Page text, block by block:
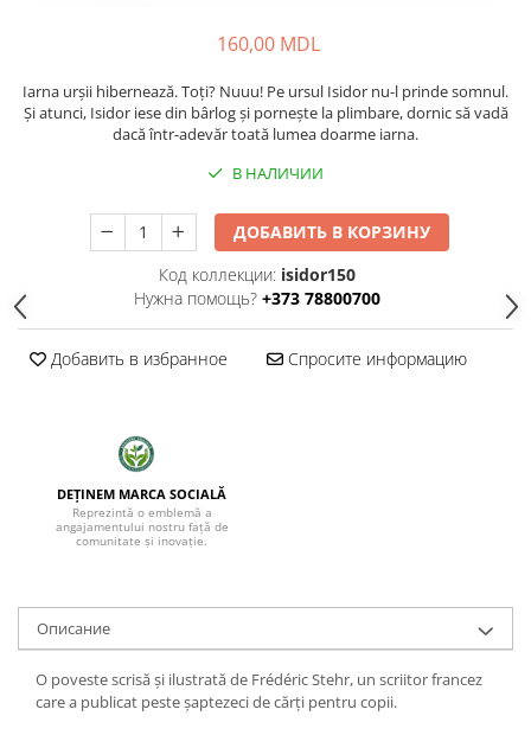
160,00 MDL
Iarna urșii hibernează. Toți? Nuuu! Pe ursul Isidor nu-l prinde somnul.
Și atunci, Isidor iese din bârlog și pornește la plimbare, dornic să vadă
dacă într-adevăr toată lumea doarme iarna.
В НАЛИЧИИ
ДОБАВИТЬ В КОРЗИНУ
Код коллекции: isidor150
Нужна помощь? +373 78800700
Добавить в избранное Спросите информацию
DEȚINEM MARCA SOCIALĂ
Reprezintă o emblemă a
angajamentului nostru față de
comunitate și inovație.
Oписание
O poveste scrisă și ilustrată de Frédéric Stehr, un scriitor francez
care a publicat peste șaptezeci de cărți pentru copii.